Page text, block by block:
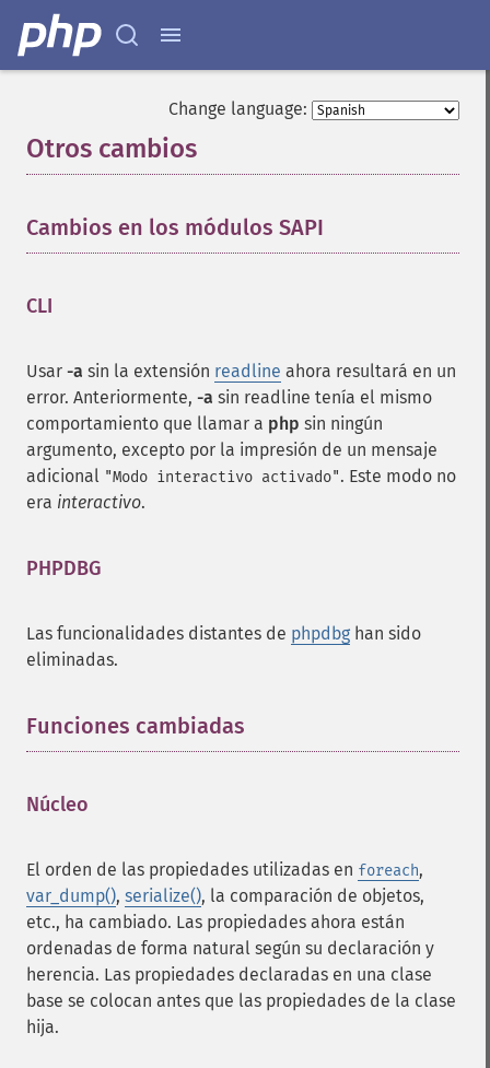
Change language:
Otros cambios
Cambios en los módulos SAPI
CLI
Usar -a sin la extensión readline ahora resultará en un
error. Anteriormente, -a sin readline tenía el mismo
comportamiento que llamar a php sin ningún
argumento, excepto por la impresión de un mensaje
adicional "Modo interactivo activado". Este modo no
era interactivo.
PHPDBG
Las funcionalidades distantes de phpdbg han sido
eliminadas.
Funciones cambiadas
Núcleo
El orden de las propiedades utilizadas en foreach,
var_dump(), serialize(), la comparación de objetos,
etc., ha cambiado. Las propiedades ahora están
ordenadas de forma natural según su declaración y
herencia. Las propiedades declaradas en una clase
base se colocan antes que las propiedades de la clase
hija.